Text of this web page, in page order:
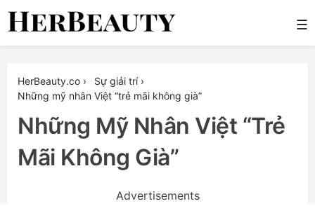
Skip
☰
HerBeauty.co › Sự giải trí›
Những mỹ nhân Việt “trẻ mãi không già”
Những Mỹ Nhân Việt “trẻ
Mãi Không Già”
Advertisements